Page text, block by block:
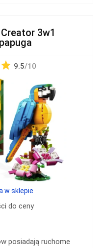
3w1
9.5/10
do ceny
posiadają ruchome
w sklepie